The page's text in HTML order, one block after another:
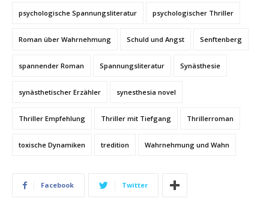
psychologische Spannungsliteratur psychologischer Thriller
Roman über Wahrnehmung Schuld und Angst Senftenberg
spannender Roman Spannungsliteratur Synästhesie
synästhetischer Erzähler synesthesia novel
Thriller Empfehlung Thriller mit Tiefgang Thrillerroman
toxische Dynamiken tredition Wahrnehmung und Wahn
Facebook Twitter